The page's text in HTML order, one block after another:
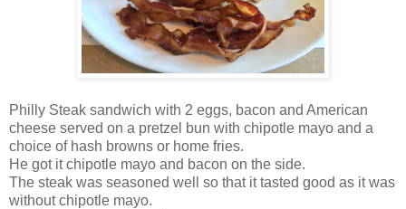
Philly Steak sandwich with 2 eggs, bacon and American
cheese served on a pretzel bun with chipotle mayo and a
choice of hash browns or home fries.
He got it chipotle mayo and bacon on the side.
The steak was seasoned well so that it tasted good as it was
without chipotle mayo.